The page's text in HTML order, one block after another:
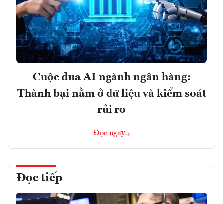
Cuộc đua AI ngành ngân hàng:
Thành bại nằm ở dữ liệu và kiểm soát
rủi ro
Đọc ngay
Đọc tiếp